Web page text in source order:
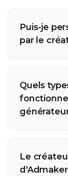
Puis-je
par le
Quels
Le